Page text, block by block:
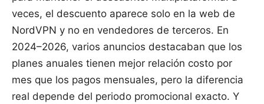
veces, el descuento aparece solo en la web de
NordVPN y no en vendedores de terceros. En
2024–2026, varios anuncios destacaban que los
planes anuales tienen mejor relación costo por
mes que los pagos mensuales, pero la diferencia
real depende del periodo promocional exacto. Y